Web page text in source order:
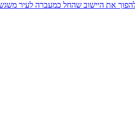
להפוך את היישוב שהחל כמעברה לעיר